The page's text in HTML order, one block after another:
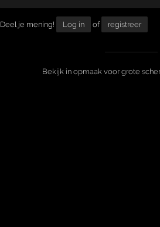
Deel je mening! Log in of registreer
Bekijk in opmaak voor grote